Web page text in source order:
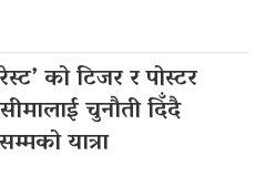
को टिजर र पोस्टर
चुनौती दिँदै
यात्रा